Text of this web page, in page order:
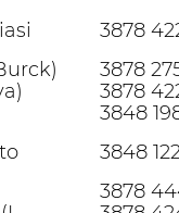
3878
3878
3878
3848
3848
3878